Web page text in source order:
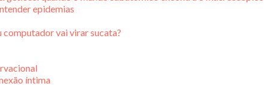
epidemias
computador vai virar sucata?
íntima